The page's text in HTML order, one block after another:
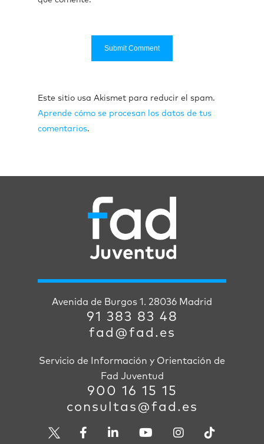
Este sitio usa Akismet para reducir el spam.
Aprende cómo se procesan los datos de tus
comentarios.
Avenida de Burgos 1. 28036 Madrid
91 383 83 48
fad@fad.es
Servicio de Información y Orientación de
Fad Juventud
900 16 15 15
consultas@fad.es